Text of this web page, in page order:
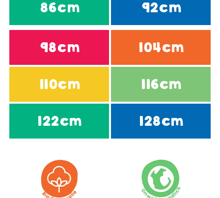
86cm 92cm
98cm 104cm
110cm 116cm
122cm 128cm